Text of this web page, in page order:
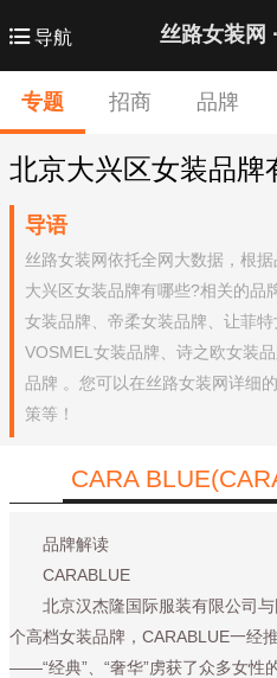
导航 丝路女装网 ·
专题 招商 品牌
专题 招商 品牌
新款 展会 订货会
北京大兴区女装品牌
导语
丝路女装网依托全网大数据，根
大兴区女装品牌有哪些?相关的品
女装品牌、帝柔女装品牌、让菲特
VOSMEL女装品牌、诗之欧女装
品牌 。您可以在丝路女装网详细
策等！
CARA
品牌解读
CARABLUE
北京汉杰隆国际服装有限公司与
个高档女装品牌，CARABLUE一经
——“经典”、“奢华”虏获了众多女性